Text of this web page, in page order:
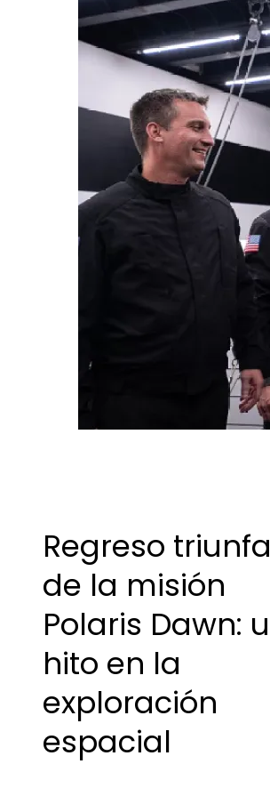
Regreso
de la misión
Polaris Dawn:
hito en la
exploración
espacial